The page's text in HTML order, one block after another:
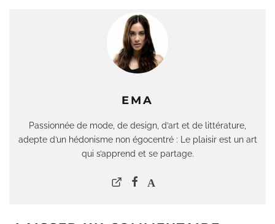
EMA
Passionnée de mode, de design, d’art et de littérature,
adepte d’un hédonisme non égocentré : Le plaisir est un art
qui s’apprend et se partage.